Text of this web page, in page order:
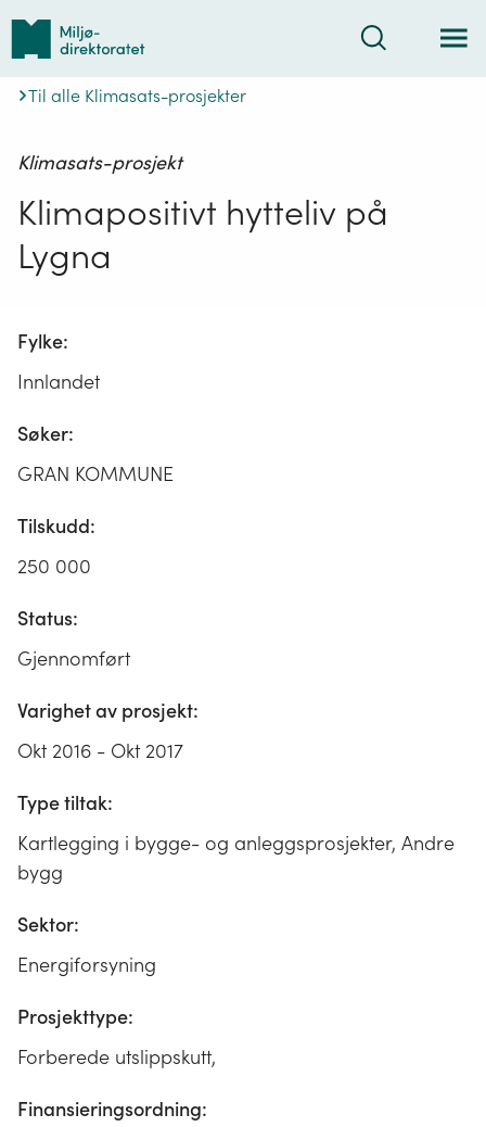
Tilbake
forsiden
Søk
Til alle Klimasats-prosjekter
Klimasats-prosjekt
Klimapositivt hytteliv på
Lygna
Fylke:
Innlandet
Søker:
GRAN KOMMUNE
Tilskudd:
250 000
Status:
Gjennomført
Varighet av prosjekt:
Okt 2016 - Okt 2017
Type tiltak:
Kartlegging i bygge- og anleggsprosjekter, Andre
bygg
Sektor:
Energiforsyning
Prosjekttype:
Forberede utslippskutt,
Finansieringsordning: